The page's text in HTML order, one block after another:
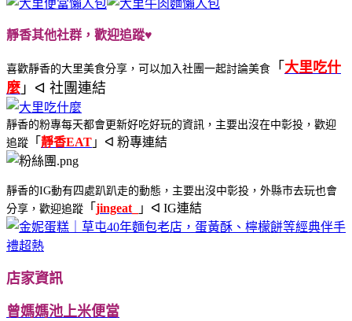
靜香其他社群，歡迎追蹤♥
喜歡靜香的大里美食分享，可以加入社團一起討論美食 「 大里吃什
麼 」ᐊ 社團連結
靜香的粉專每天都會更新好吃好玩的資訊，主要出沒在中彰投，歡迎
追蹤 「 靜香EAT 」ᐊ 粉專連結
靜香的IG動有四處趴趴走的動態，主要出沒中彰投，外縣市去玩也會
分享，歡迎追蹤 「 jingeat_ 」ᐊ IG連結
店家資訊
曾媽媽池上米便當